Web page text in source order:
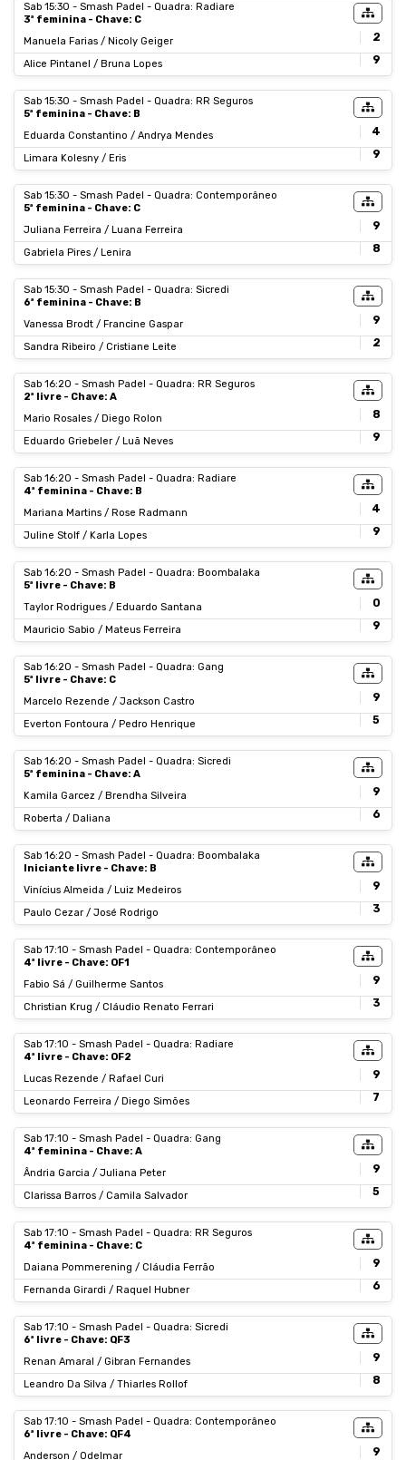
Sab 15:30 - Smash Padel - Quadra: Radiare
3ª feminina - Chave: C
Manuela Farias / Nicoly Geiger
2
Alice Pintanel / Bruna Lopes 9
Sab 15:30 - Smash Padel - Quadra: RR Seguros
5ª feminina - Chave: B
Eduarda Constantino / Andrya Mendes
4
Limara Kolesny / Eris 9
Sab 15:30 - Smash Padel - Quadra: Contemporâneo
5ª feminina - Chave: C
Juliana Ferreira / Luana Ferreira
9
Gabriela Pires / Lenira 8
Sab 15:30 - Smash Padel - Quadra: Sicredi
6ª feminina - Chave: B
Vanessa Brodt / Francine Gaspar
9
Sandra Ribeiro / Cristiane Leite 2
Sab 16:20 - Smash Padel - Quadra: RR Seguros
2ª livre - Chave: A
Mario Rosales / Diego Rolon
8
Eduardo Griebeler / Luã Neves 9
Sab 16:20 - Smash Padel - Quadra: Radiare
4ª feminina - Chave: B
Mariana Martins / Rose Radmann
4
Juline Stolf / Karla Lopes 9
Sab 16:20 - Smash Padel - Quadra: Boombalaka
5ª livre - Chave: B
Taylor Rodrigues / Eduardo Santana
0
Mauricio Sabio / Mateus Ferreira 9
Sab 16:20 - Smash Padel - Quadra: Gang
5ª livre - Chave: C
Marcelo Rezende / Jackson Castro
9
Everton Fontoura / Pedro Henrique 5
Sab 16:20 - Smash Padel - Quadra: Sicredi
5ª feminina - Chave: A
Kamila Garcez / Brendha Silveira
9
Roberta / Daliana 6
Sab 16:20 - Smash Padel - Quadra: Boombalaka
Iniciante livre - Chave: B
Vinícius Almeida / Luiz Medeiros
9
Paulo Cezar / José Rodrigo 3
Sab 17:10 - Smash Padel - Quadra: Contemporâneo
4ª livre - Chave: OF1
Fabio Sá / Guilherme Santos
9
Christian Krug / Cláudio Renato Ferrari 3
Sab 17:10 - Smash Padel - Quadra: Radiare
4ª livre - Chave: OF2
Lucas Rezende / Rafael Curi
9
Leonardo Ferreira / Diego Simões 7
Sab 17:10 - Smash Padel - Quadra: Gang
4ª feminina - Chave: A
Ândria Garcia / Juliana Peter
9
Clarissa Barros / Camila Salvador 5
Sab 17:10 - Smash Padel - Quadra: RR Seguros
4ª feminina - Chave: C
Daiana Pommerening / Cláudia Ferrão
9
Fernanda Girardi / Raquel Hubner 6
Sab 17:10 - Smash Padel - Quadra: Sicredi
6ª livre - Chave: QF3
Renan Amaral / Gibran Fernandes
9
Leandro Da Silva / Thiarles Rollof 8
Sab 17:10 - Smash Padel - Quadra: Contemporâneo
6ª livre - Chave: QF4
Anderson / Odelmar
9